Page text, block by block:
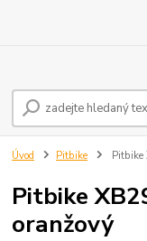
Úvod Pitbike Pitbike
Pitbike
oranžový